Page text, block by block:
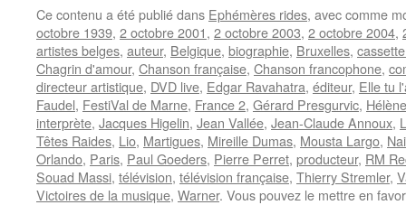
Ce contenu a été publié dans Ephémères rides, avec comme
octobre 1939, 2 octobre 2001, 2 octobre 2003, 2 octobre 2004,
artistes belges, auteur, Belgique, biographie, Bruxelles,
Chagrin d'amour, Chanson française, Chanson francophone,
directeur artistique, DVD live, Edgar Ravahatra, éditeur, Elle tu
Faudel, FestiVal de Marne, France 2, Gérard Presgurvic,
interprète, Jacques Higelin, Jean Vallée, Jean-Claude Annoux,
Têtes Raides, Lio, Martigues, Mireille Dumas, Mousta Largo,
Orlando, Paris, Paul Goeders, Pierre Perret, producteur, RM
Souad Massi, télévision, télévision française, Thierry Stremler,
Victoires de la musique, Warner. Vous pouvez le mettre en